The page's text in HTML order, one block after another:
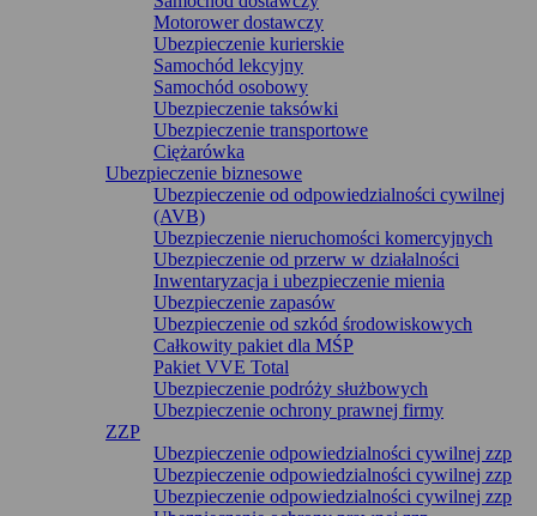
Motorower dostawczy
Ubezpieczenie kurierskie
Samochód lekcyjny
Samochód osobowy
Ubezpieczenie taksówki
Ubezpieczenie transportowe
Ciężarówka
Ubezpieczenie biznesowe
Ubezpieczenie od odpowiedzialności cywilnej
(AVB)
Ubezpieczenie nieruchomości komercyjnych
Ubezpieczenie od przerw w działalności
Inwentaryzacja i ubezpieczenie mienia
Ubezpieczenie zapasów
Ubezpieczenie od szkód środowiskowych
Całkowity pakiet dla MŚP
Pakiet VVE Total
Ubezpieczenie podróży służbowych
Ubezpieczenie ochrony prawnej firmy
ZZP
Ubezpieczenie odpowiedzialności cywilnej zzp
Ubezpieczenie odpowiedzialności cywilnej zzp
Ubezpieczenie odpowiedzialności cywilnej zzp